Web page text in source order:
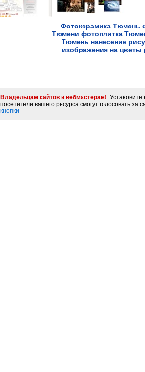
Фотокерамика Тюмень
Тюмени фотоплитка
Тюмень нанесение
изображения на
Владельцам сайтов и вебмастерам! Установите
посетители вашего ресурса смогут голосовать за
кнопки